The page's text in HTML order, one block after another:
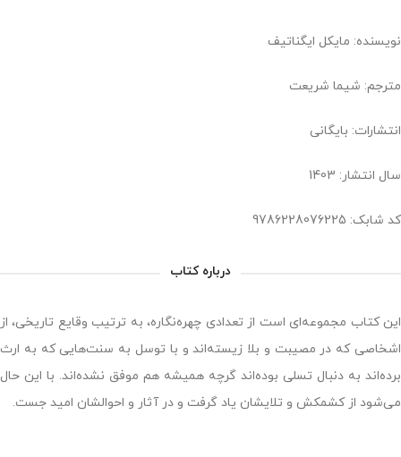
نویسنده: مایکل ایگناتیف
مترجم: شیما شریعت
انتشارات: بایگانی
سال انتشار: 1403
کد شابک: 9786228076225
درباره کتاب
این کتاب مجموعه‌ای است از تعدادی چهره‌نگاره، به ترتیب وقایع تاریخی، از
اشخاصی که در مصیبت و بلا زیسته‌اند و با توسل به سنت‌هایی که به ارث
برده‌اند به دنبال تسلی بوده‌اند گرچه همیشه هم موفق نشده‌اند. با این حال
می‌شود از کشمکش و تلایشان یاد گرفت و در آثار و احوالشان امید جست.